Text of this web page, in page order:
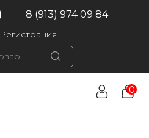
8 (913) 974 09 84
Регистрация
0